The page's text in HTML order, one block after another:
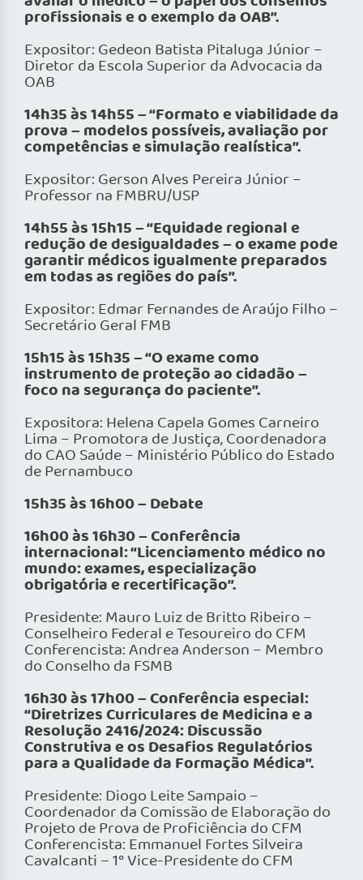
profissionais e o exemplo da OAB”.
Expositor: Gedeon Batista Pitaluga Júnior –
Diretor da Escola Superior da Advocacia da
OAB
14h35 às 14h55 – “Formato e viabilidade da
prova – modelos possíveis, avaliação por
competências e simulação realística”.
Expositor: Gerson Alves Pereira Júnior –
Professor na FMBRU/USP
14h55 às 15h15 – “Equidade regional e
redução de desigualdades – o exame pode
garantir médicos igualmente preparados
em todas as regiões do país”.
Expositor: Edmar Fernandes de Araújo Filho –
Secretário Geral FMB
15h15 às 15h35 – “O exame como
instrumento de proteção ao cidadão –
foco na segurança do paciente”.
Expositora: Helena Capela Gomes Carneiro
Lima – Promotora de Justiça, Coordenadora
do CAO Saúde – Ministério Público do Estado
de Pernambuco
15h35 às 16h00 – Debate
16h00 às 16h30 – Conferência
internacional: “Licenciamento médico no
mundo: exames, especialização
obrigatória e recertificação”.
Presidente: Mauro Luiz de Britto Ribeiro –
Conselheiro Federal e Tesoureiro do CFM
Conferencista: Andrea Anderson – Membro
do Conselho da FSMB
16h30 às 17h00 – Conferência especial:
“Diretrizes Curriculares de Medicina e a
Resolução 2416/2024: Discussão
Construtiva e os Desafios Regulatórios
para a Qualidade daFormação Médica”.
Presidente: Diogo Leite Sampaio –
Coordenador da Comissão de Elaboração do
Projeto de Prova de Proficiência do CFM
Conferencista: Emmanuel Fortes Silveira
Cavalcanti – 1° Vice-Presidente do CFM